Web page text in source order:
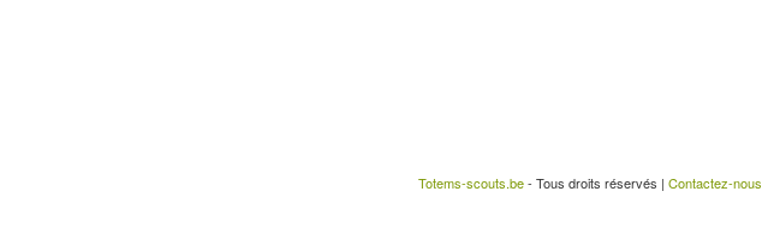
Totems-scouts.be- Tous droits réservés | Contactez-nous